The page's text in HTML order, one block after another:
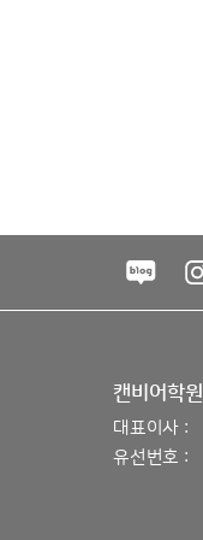
캔비어학원
대표이사 :
유선번호 :